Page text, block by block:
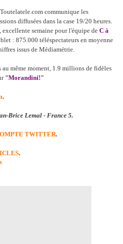
communique les
diffusées dans la case 19/20 heures.
semaine pour l'équipe de C à
: 875.000 téléspectateurs en moyenne
issus de Médiamétrie.
même moment, 1.9 millions de fidèles
"Morandini!"
.
Brice Lemal - France 5.
TWITTER.
.